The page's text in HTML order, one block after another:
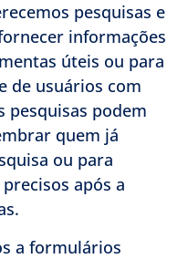
pesquisas e
informações
úteis ou para
de usuários com
pesquisas podem
quem já
ou para
após a
a formulários